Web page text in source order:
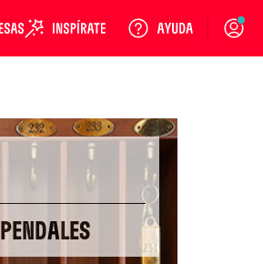
Login